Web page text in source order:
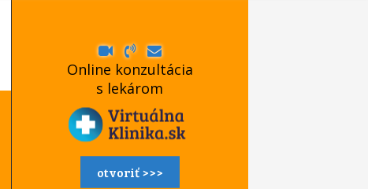
Online konzultácia
s lekárom
otvoriť >>>